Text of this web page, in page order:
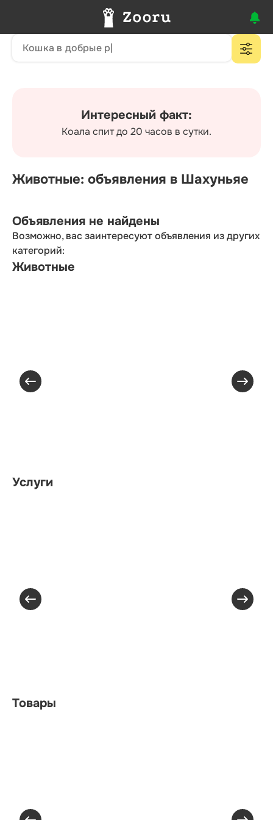
Интересный факт:
Коала спит до 20 часов в сутки.
Животные: объявления в Шахуньяе
Объявления не найдены
Возможно, вас заинтересуют объявления из других
категорий:
Животные
Услуги
Товары